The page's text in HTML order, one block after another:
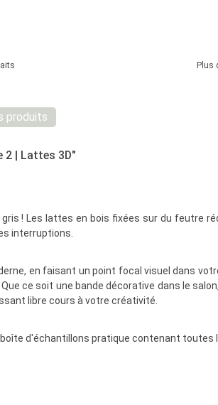
Plus
produits
2 | Lattes 3D"
! Les lattes en bois fixées sur du feutre
interruptions.
en faisant un point focal visuel dans
ce soit une bande décorative dans le
libre cours à votre créativité.
d'échantillons pratique contenant toutes